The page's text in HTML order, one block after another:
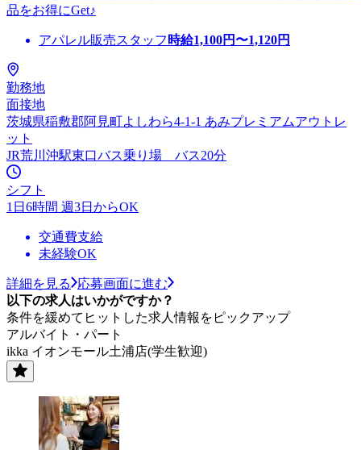
品をお得にGet♪
アパレル販売スタッフ 時給1,100円〜1,120円
勤務地
面接地
茨城県稲敷郡阿見町よしわら4-1-1 あみプレミアムアウトレ
ット
JR荒川沖駅東口バス乗り場 バス20分
シフト
1日6時間 週3日からOK
交通費支給
未経験OK
詳細を見る
応募画面に進む
以下の求人はいかがですか？
条件を緩めてヒットした求人情報をピックアップ
アルバイト・パート
ikka イオンモール土浦店(学生歓迎)